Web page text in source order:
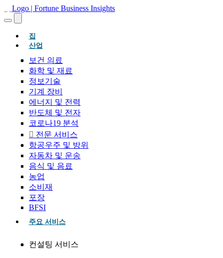
집(현재의)
산업
보건 의료
화학 및 재료
정보기술
기계 장비
에너지 및 전력
반도체 및 전자
코로나19 분석
전문 서비스
항공우주 및 방위
자동차 및 운송
음식 및 음료
농업
소비재
포장
BFSI
주요 서비스
컨설팅 서비스